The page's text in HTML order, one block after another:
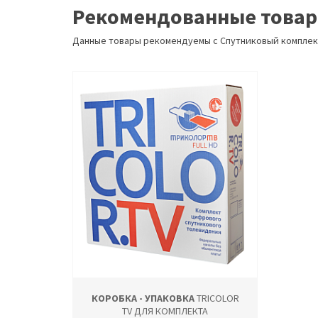
Рекомендованные
Данные товары рекомендуемы с Спутниковый
КОРОБКА - УПАКОВКАTRICOLOR
TV ДЛЯ КОМПЛЕКТА